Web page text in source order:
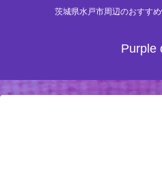
茨城県水戸市周辺のおすす
Purple